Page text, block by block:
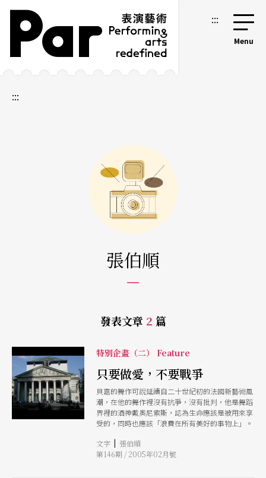
跳到主要內容區塊
網站導覽 :::
:::
張伯順
發表文章 2 篇
特別企畫（二） Feature
只要做愛，不要戰爭
貝嘉的舞作可說延續自二十世紀初的法國新藝術風
潮，在他的舞作裡沒有抗爭，沒有批判，他是舞蹈
界裡的酒神戴奧尼索斯，認為生命應該是被用來享
受的，同時也應該「浪費在所有美好的事物上」。
文字 | 張伯順
第146期 / 2005年02月號